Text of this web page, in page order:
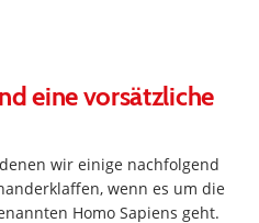
eine vorsätzliche
wir einige nachfolgend
wenn es um die
Homo Sapiens geht.